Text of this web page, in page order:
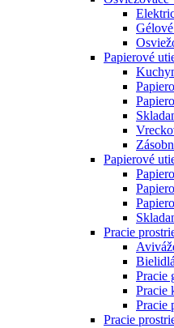
Papierové
Papierové
Pracie
Bielidlá
Pracie
Pracie
Pracie
Pracie